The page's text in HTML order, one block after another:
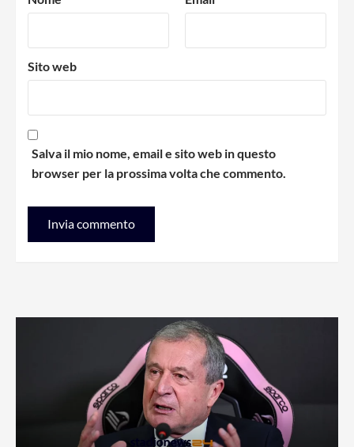
Sito web
Salva il mio nome, email e sito web in questo
browser per la prossima volta che commento.